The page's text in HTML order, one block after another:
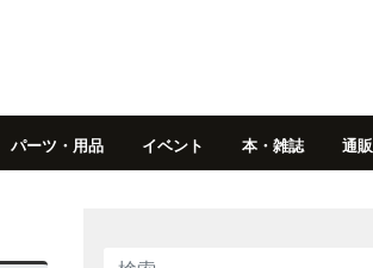
パーツ・用品 イベント 本・雑誌 通販